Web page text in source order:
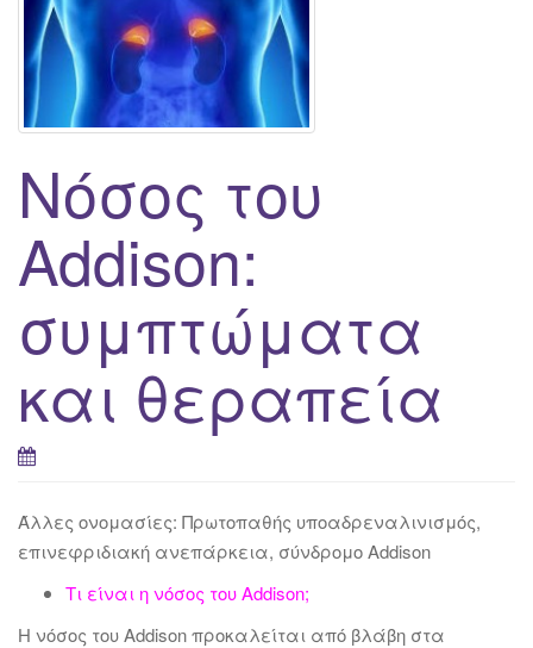
Νόσος του
Addison:
συμπτώματα
και θεραπεία
Άλλες ονομασίες: Πρωτοπαθής υποαδρεναλινισμός,
επινεφριδιακή ανεπάρκεια, σύνδρομο Addison
Τι είναι η νόσος του Addison;
H νόσος του Addison προκαλείται από βλάβη στα